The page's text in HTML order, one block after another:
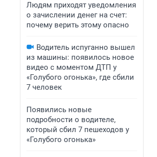
Людям приходят уведомления
о зачислении денег на счет:
почему верить этому опасно
Водитель испуганно вышел
из машины: появилось новое
видео с моментом ДТП у
«Голубого огонька», где сбили
7 человек
Появились новые
подробности о водителе,
который сбил 7 пешеходов у
«Голубого огонька»